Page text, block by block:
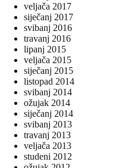
veljača 2017
siječanj 2017
svibanj 2016
travanj 2016
lipanj 2015
veljača 2015
siječanj 2015
listopad 2014
svibanj 2014
ožujak 2014
siječanj 2014
svibanj 2013
travanj 2013
veljača 2013
studeni 2012